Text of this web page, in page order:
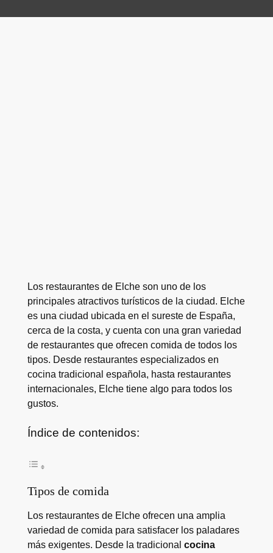
Los restaurantes de Elche son uno de los
principales atractivos turísticos de la ciudad. Elche
es una ciudad ubicada en el sureste de España,
cerca de la costa, y cuenta con una gran variedad
de restaurantes que ofrecen comida de todos los
tipos. Desde restaurantes especializados en
cocina tradicional española, hasta restaurantes
internacionales, Elche tiene algo para todos los
gustos.
Índice de contenidos:
Tipos de comida
Los restaurantes de Elche ofrecen una amplia
variedad de comida para satisfacer los paladares
más exigentes. Desde la tradicional cocina